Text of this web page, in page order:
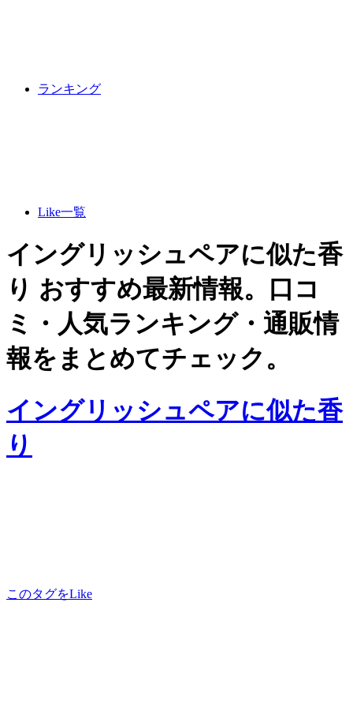
ランキング
Like一覧
イングリッシュペアに似た香
り おすすめ最新情報。口コ
ミ・人気ランキング・通販情
報をまとめてチェック。
イングリッシュペアに似た香
り
このタグをLike